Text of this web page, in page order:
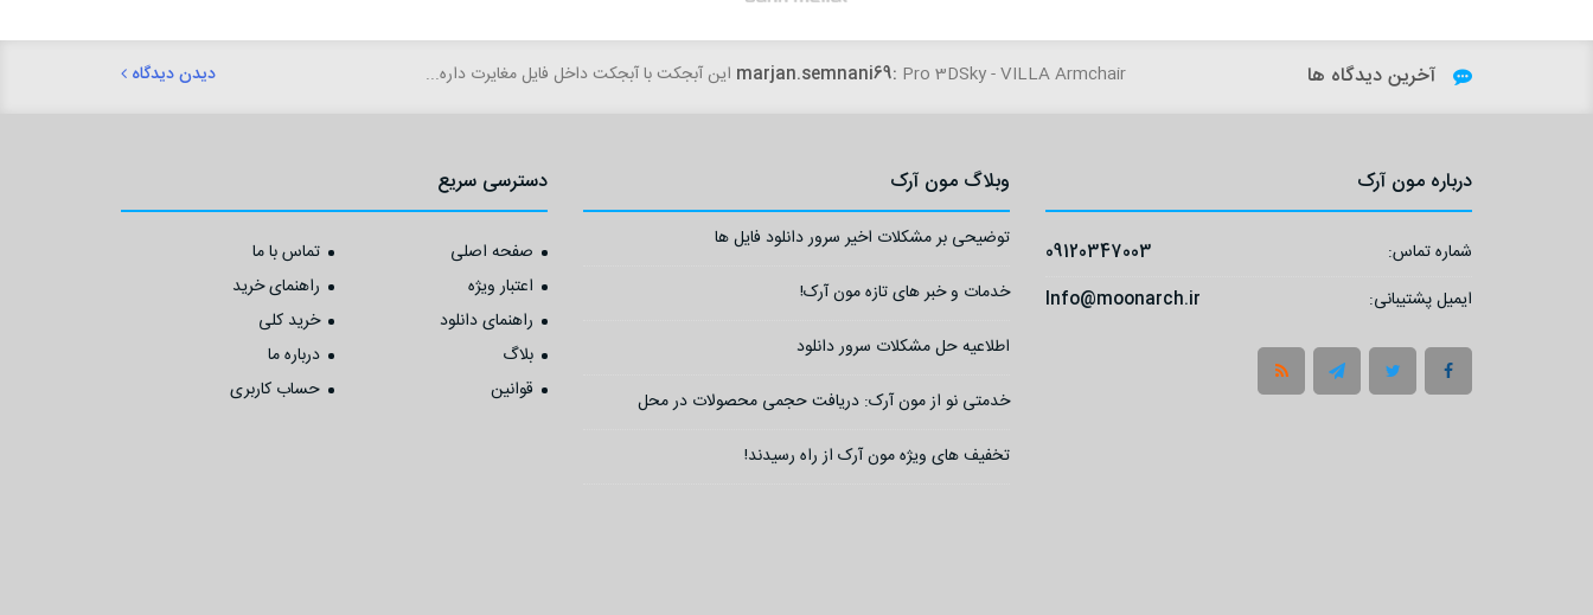
آخرین دیدگاه ها marjan.semnani69: Pro 3DSky - VILLA Armchair این آبجکت با آبجکت داخل فایل مغایرت داره... دیدن دیدگاه
درباره مون آرک
شماره تماس:
09120347003
ایمیل پشتیبانی:
Info@moonarch.ir
وبلاگ مون آرک
توضیحی بر مشکلات اخیر سرور دانلود فایل ها
خدمات و خبر های تازه مون آرک!
اطلاعیه حل مشکلات سرور دانلود
خدمتی نو از مون آرک: دریافت حجمی محصولات در محل
تخفیف های ویژه مون آرک از راه رسیدند!
دسترسی سریع
صفحه اصلی
تماس با ما
اعتبار ویژه
راهنمای خرید
راهنمای دانلود
خرید کلی
بلاگ
درباره ما
قوانین
حساب کاربری